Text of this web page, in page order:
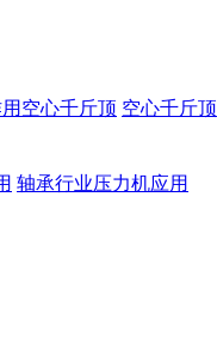
空心千斤顶 空心千斤顶
轴承行业压力机应用